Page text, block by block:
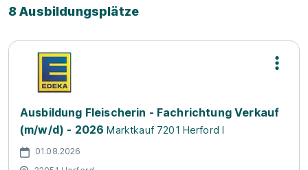
8 Ausbildungsplätze
Ausbildung Fleischerin - Fachrichtung Verkauf
(m/w/d) - 2026 Marktkauf 7201 Herford I
01.08.2026